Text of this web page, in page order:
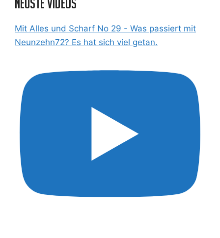
Mit Alles und Scharf No 29 - Was passiert mit
Neunzehn72? Es hat sich viel getan.